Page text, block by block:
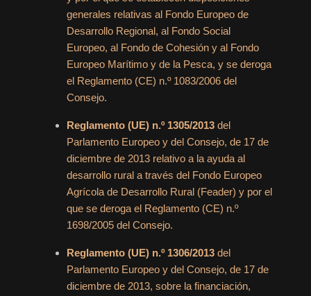
generales relativas al Fondo Europeo de
Desarrollo Regional, al Fondo Social
Europeo, al Fondo de Cohesión y al Fondo
Europeo Marítimo y de la Pesca, y se deroga
el Reglamento (CE) n.º 1083/2006 del
Consejo.
Reglamento (UE) n.º 1305/2013 del
Parlamento Europeo y del Consejo, de 17 de
diciembre de 2013 relativo a la ayuda al
desarrollo rural a través del Fondo Europeo
Agrícola de Desarrollo Rural (Feader) y por el
que se deroga el Reglamento (CE) n.º
1698/2005 del Consejo.
Reglamento (UE) n.º 1306/2013 del
Parlamento Europeo y del Consejo, de 17 de
diciembre de 2013, sobre la financiación,